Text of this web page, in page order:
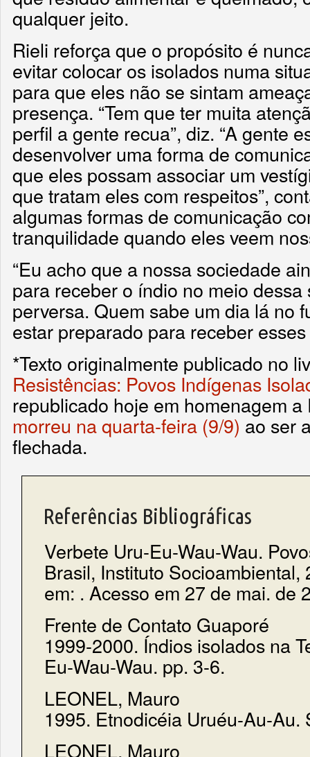
qualquer jeito.
Rieli reforça que o propósito é
evitar colocar os isolados numa
para que eles não se sintam
presença. “Tem que ter muita
perfil a gente recua”, diz. “A gente
desenvolver uma forma de
que eles possam associar um
que tratam eles com respeitos”,
algumas formas de comunicação
tranquilidade quando eles veem
“Eu acho que a nossa sociedade
para receber o índio no meio dessa
perversa. Quem sabe um dia lá no
estar preparado para receber
*Texto originalmente publicado no
Resistências: Povos Indígenas
republicado hoje em homenagem
morreu na quarta-feira (9/9) ao ser
flechada.
Referências Bibliográficas
Verbete Uru-Eu-Wau-Wau.
Brasil, Instituto Socioambiental,
em: . Acesso em 27 de mai. de
Frente de Contato Guaporé
1999-2000. Índios isolados na
Eu-Wau-Wau. pp. 3-6.
LEONEL, Mauro
1995. Etnodicéia Uruéu-Au-Au.
LEONEL, Mauro